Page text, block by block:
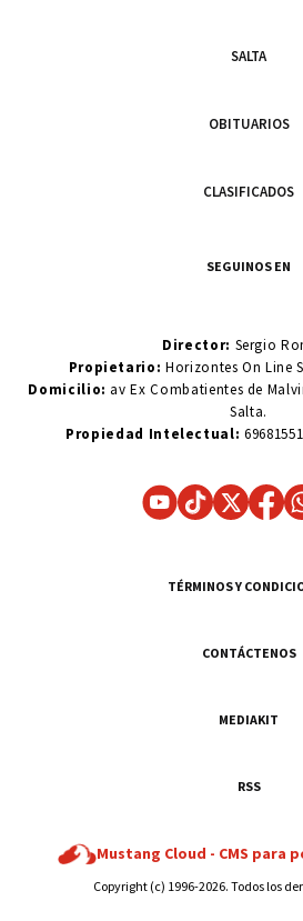
SALTA
OBITUARIOS
CLASIFICADOS
SEGUINOS EN
Director: Sergio
Propietario:Horizontes On Line
Domicilio: av Ex Combatientes de
Salta.
Propiedad Intelectual: 69681551
TÉRMINOS Y
CONTÁCTENOS
MEDIAKIT
RSS
Mustang Cloud - CMS para
Copyright (c) 1996-2026. Todos los